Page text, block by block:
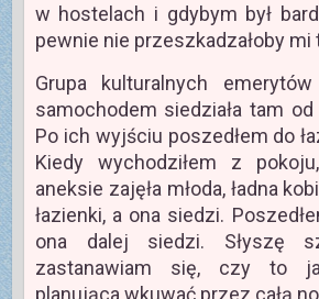
w hostelach i gdybym był
pewnie nie przeszkadzałoby mi
Grupa kulturalnych
samochodem siedziała tam
Po ich wyjściu poszedłem do
Kiedy wychodziłem z
aneksie zajęła młoda, ładna
łazienki, a ona siedzi.
ona dalej siedzi. Słyszę
zastanawiam się, czy to
planująca wkuwać przez całą